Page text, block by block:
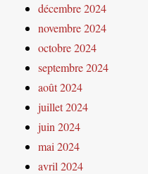
décembre 2024
novembre 2024
octobre 2024
septembre 2024
août 2024
juillet 2024
juin 2024
mai 2024
avril 2024